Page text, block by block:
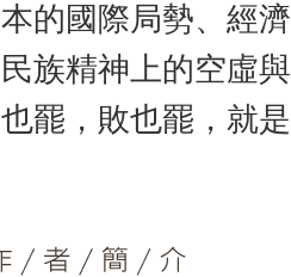
本的國際局勢、經
民族精神上的空虛
也罷，敗也罷，就